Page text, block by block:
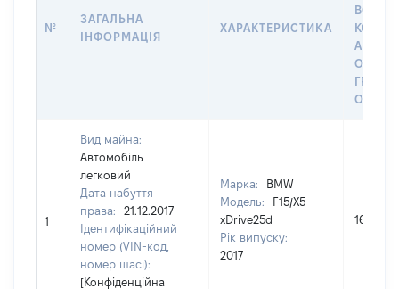
№
ЗАГАЛЬНА
ІНФОРМАЦІЯ
ХАРАКТЕРИСТИКА
АБО
1
Вид майна:
Автомобіль
легковий
Дата набуття
права:
21.12.2017
Ідентифікаційний
номер (VIN-код,
номер шасі):
[Конфіденційна
Марка:
BMW
Модель:
F15/X5
xDrive25d
Рік випуску:
2017